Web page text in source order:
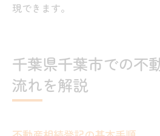
現できます。
千葉県千葉市での不
流れを解説